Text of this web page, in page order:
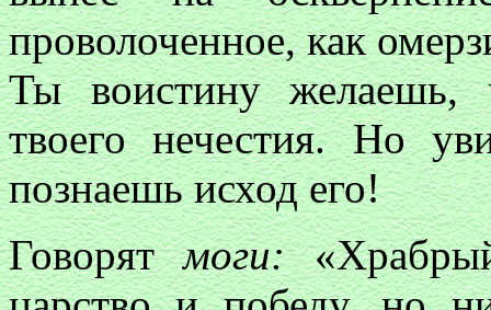
проволоченное, как
Ты воистину желаешь,
твоего нечестия. Но
познаешь исход его!
Говорятмоги: